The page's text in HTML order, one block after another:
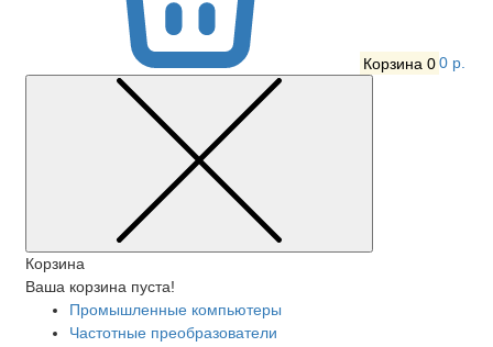
Корзина 00 р.
Корзина
Ваша корзина пуста!
Промышленные компьютеры
Частотные преобразователи